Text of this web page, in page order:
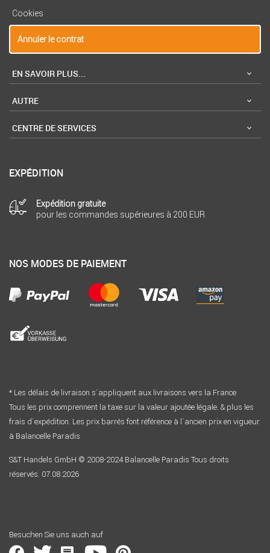
Cookies
Annuler le contrat
EN SAVOIR PLUS...
AUTRE
CENTRE DE SERVICES
EXPÉDITION
Expédition gratuite
pour les commandes supérieures à 200 EUR
NOS MODES DE PAIEMENT
* Les délais de livraison s´appliquent aux livraisons vers la France
Tous les prix comprennent la taxe sur la valeur ajoutée légale. & plus les
frais d´expédition. Les prix barrés font référence à l´ancien prix en vigueur
à Balancelle Paradis
S&T Handels GmbH © 2008-2024 Balancelle Paradis Tous droits
réservés. 07.08.2026
Besuchen Sie uns auch auf